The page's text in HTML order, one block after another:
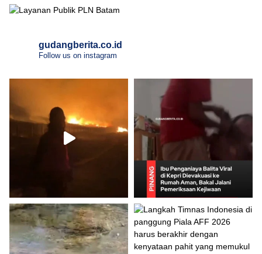
gudangberita.co.id
Follow us on instagram